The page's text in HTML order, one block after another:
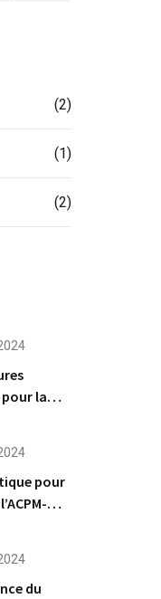
(2)
(1)
(2)
la
pour
du